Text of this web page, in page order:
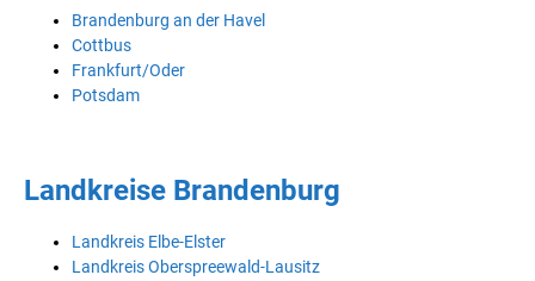
Brandenburg an der Havel
Cottbus
Frankfurt/Oder
Potsdam
Landkreise Brandenburg
Landkreis Elbe-Elster
Landkreis Oberspreewald-Lausitz